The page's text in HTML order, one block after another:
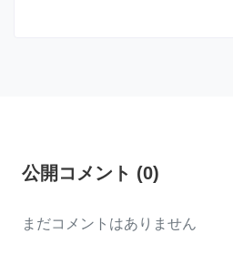
公開コメント (0)
まだコメントはありません